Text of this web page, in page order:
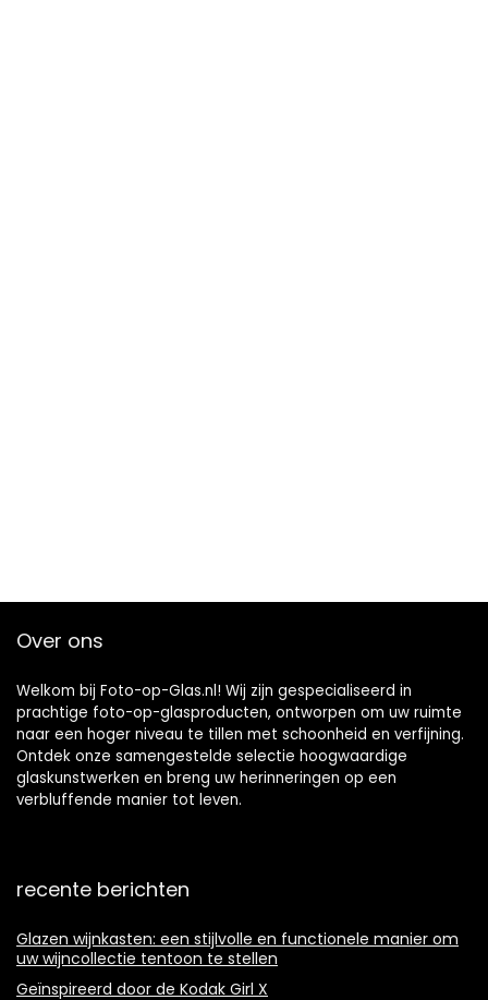
Over ons
Welkom bij Foto-op-Glas.nl! Wij zijn gespecialiseerd in
prachtige foto-op-glasproducten, ontworpen om uw ruimte
naar een hoger niveau te tillen met schoonheid en verfijning.
Ontdek onze samengestelde selectie hoogwaardige
glaskunstwerken en breng uw herinneringen op een
verbluffende manier tot leven.
recente berichten
Glazen wijnkasten: een stijlvolle en functionele manier om
uw wijncollectie tentoon te stellen
Geïnspireerd door de Kodak Girl X